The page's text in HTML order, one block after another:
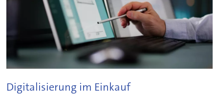
Digitalisierung im Einkauf